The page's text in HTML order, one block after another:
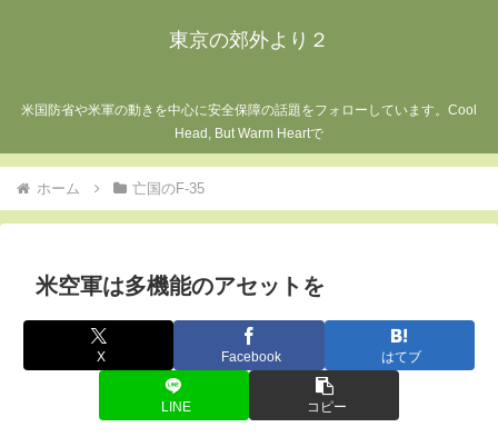
東京の郊外より２
米国防省や米軍の動きを中心に安全保障の話題をフォローしています。Cool
Head, But Warm Heartで
ホーム 亡国のF-35
米空軍は多機能のアセットを
X Facebook はてブ
LINE コピー